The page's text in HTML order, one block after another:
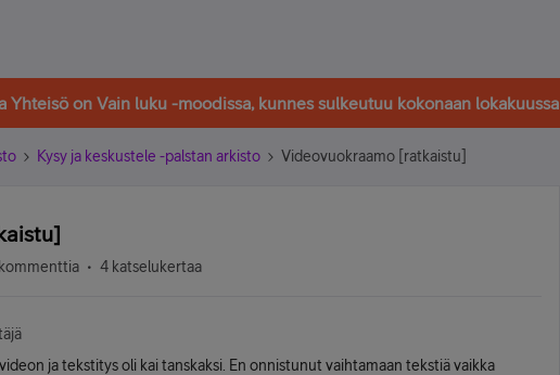
Yhteisö on Vain luku -moodissa, kunnes sulkeutuu kokonaan lokakuussa
Kysy ja keskustele -palstan arkisto Videovuokraamo [ratkaistu]
4 katselukertaa
ja tekstitys oli kai tanskaksi. En onnistunut vaihtamaan tekstiä vaikka